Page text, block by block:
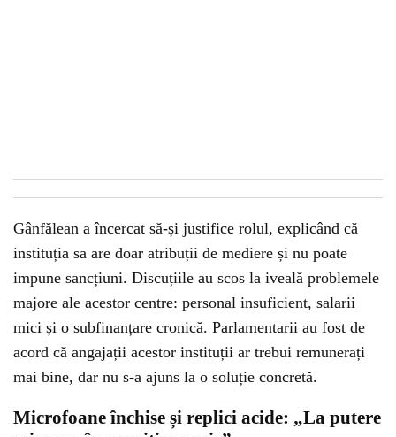
Gânfălean a încercat să-și justifice rolul, explicând că
instituția sa are doar atribuții de mediere și nu poate
impune sancțiuni. Discuțiile au scos la iveală problemele
majore ale acestor centre: personal insuficient, salarii
mici și o subfinanțare cronică. Parlamentarii au fost de
acord că angajații acestor instituții ar trebui remunerați
mai bine, dar nu s-a ajuns la o soluție concretă.
Microfoane închise și replici acide: „La putere